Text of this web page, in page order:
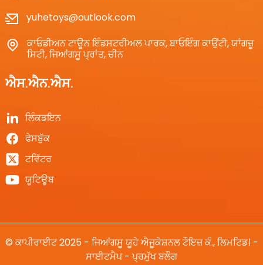
yuhetoys@outlook.com
ਕਾਓਡੀਅਨ ਟਾਊਨ ਇੰਡਸਟਰੀਅਲ ਪਾਰਕ, ​​ਬਾਓਇੰਗ ਕਾਉਂਟੀ, ਯਾਂਗਜ਼ੂ
ਸਿਟੀ, ਜਿਆਂਗਸੂ ਪ੍ਰਾਂਤ, ਚੀਨ
ਐਸ.ਐਨ.ਐਸ.
ਲਿੰਕਡਇਨ
ਫੇਸਬੁੱਕ
ਟਵਿੱਟਰ
ਯੂਟਿਊਬ
© ਕਾਪੀਰਾਈਟ 2025 - ਜਿਆਂਗਸੂ ਯੂਹੇ ਐਜੂਕੇਸ਼ਨਲ ਟੌਇਜ਼ ਕੰ., ਲਿਮਟਿਡ। -
ਸਾਈਟਮੈਪ-ਪ੍ਰਮੁੱਖ ਬਲੌਗ